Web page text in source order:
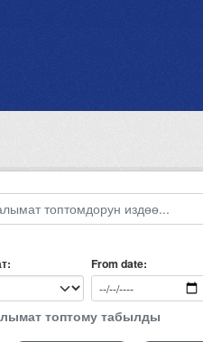
From date
топтому табылды